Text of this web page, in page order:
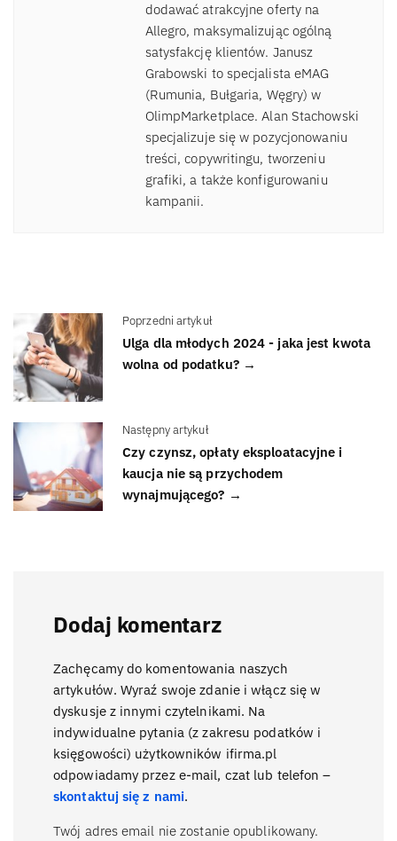
dodawać atrakcyjne oferty na
Allegro, maksymalizując ogólną
satysfakcję klientów. Janusz
Grabowski to specjalista eMAG
(Rumunia, Bułgaria, Węgry) w
OlimpMarketplace. Alan Stachowski
specjalizuje się w pozycjonowaniu
treści, copywritingu, tworzeniu
grafiki, a także konfigurowaniu
kampanii.
Poprzedni artykuł
Ulga dla młodych 2024 - jaka jest kwota
wolna od podatku? →
Następny artykuł
Czy czynsz, opłaty eksploatacyjne i
kaucja nie są przychodem
wynajmującego? →
Dodaj komentarz
Zachęcamy do komentowania naszych
artykułów. Wyraź swoje zdanie i włącz się w
dyskusje z innymi czytelnikami. Na
indywidualne pytania (z zakresu podatków i
księgowości) użytkowników ifirma.pl
odpowiadamy przez e-mail, czat lub telefon –
skontaktuj się z nami.
Twój adres email nie zostanie opublikowany.